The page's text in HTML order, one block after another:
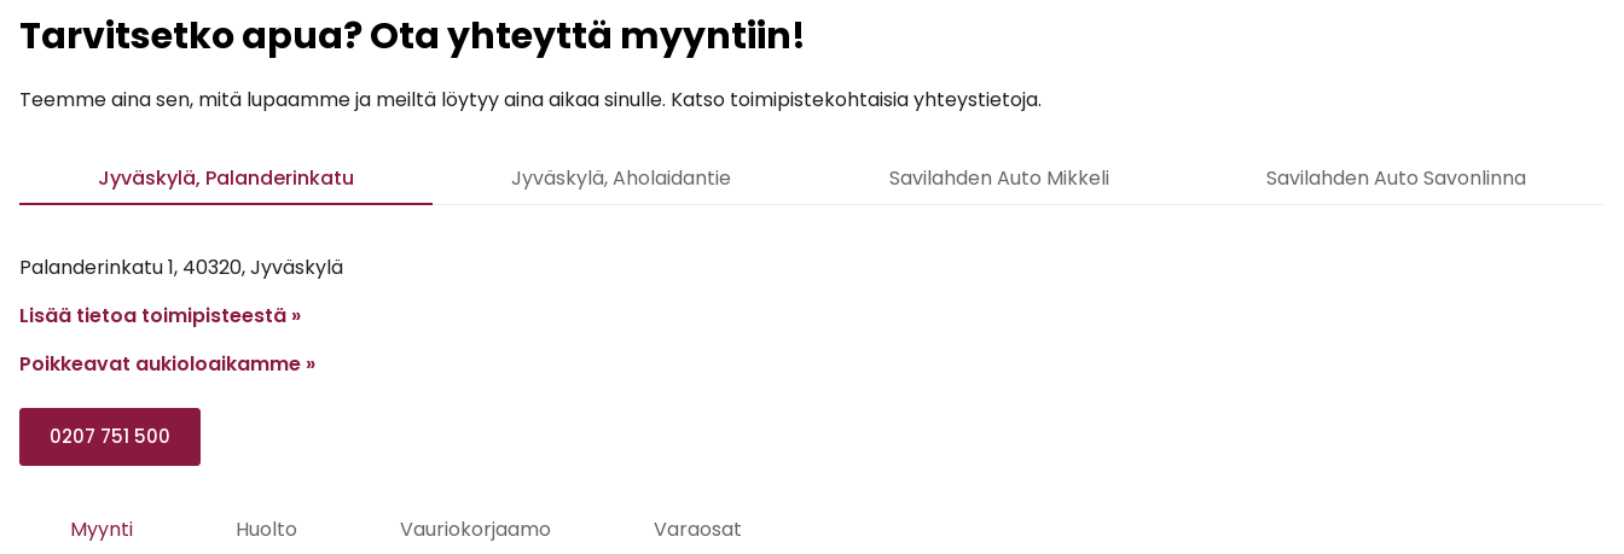
Tarvitsetko apua? Ota yhteyttä myyntiin!
Teemme aina sen, mitä lupaamme ja meiltä löytyy aina aikaa sinulle. Katso toimipistekohtaisia yhteystietoja.
Jyväskylä, Palanderinkatu Jyväskylä, Aholaidantie Savilahden Auto Mikkeli Savilahden Auto Savonlinna
Palanderinkatu 1, 40320, Jyväskylä
Lisää tietoa toimipisteestä »
Poikkeavat aukioloaikamme »
0207 751 500
Myynti Huolto Vauriokorjaamo Varaosat